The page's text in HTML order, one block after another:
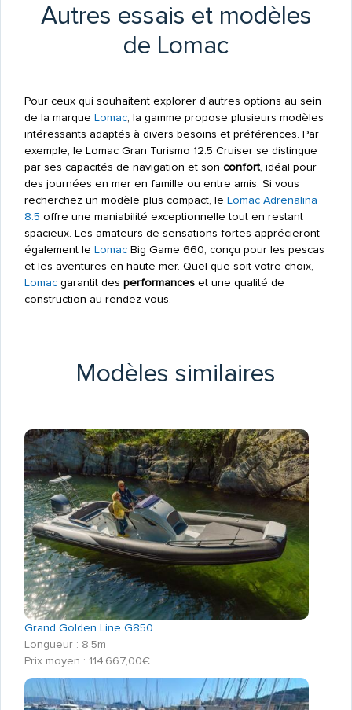
Autres essais et modèles
de Lomac
Pour ceux qui souhaitent explorer d'autres options au sein
de la marque Lomac, la gamme propose plusieurs modèles
intéressants adaptés à divers besoins et préférences. Par
exemple, le Lomac Gran Turismo 12.5 Cruiser se distingue
par ses capacités de navigation et son confort, idéal pour
des journées en mer en famille ou entre amis. Si vous
recherchez un modèle plus compact, le Lomac Adrenalina
8.5 offre une maniabilité exceptionnelle tout en restant
spacieux. Les amateurs de sensations fortes apprécieront
également le LomacBig Game 660, conçu pour les pescas
et les aventures en haute mer. Quel que soit votre choix,
Lomacgarantit des performanceset une qualité de
construction au rendez-vous.
Modèles similaires
Grand Golden Line G850
Longueur : 8.5m
Prix moyen : 114 667,00€